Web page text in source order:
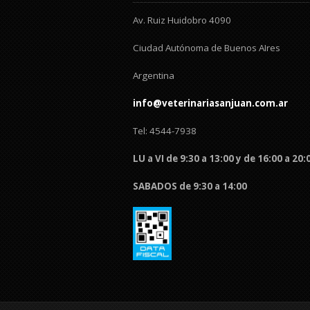
Av. Ruiz Huidobro 4090
Ciudad Autónoma de Buenos AIres
Argentina
info@veterinariasanjuan.com.ar
Tel: 4544-7938
LU a VI de 9:30 a 13:00 y de 16:00 a
SABADOS de 9:30 a 14:00